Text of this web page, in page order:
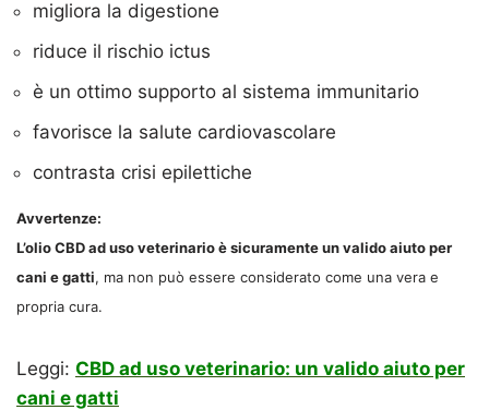
migliora la digestione
riduce il rischio ictus
è un ottimo supporto al sistema immunitario
favorisce la salute cardiovascolare
contrasta crisi epilettiche
Avvertenze:
L’olio CBD ad uso veterinario è sicuramente un valido aiuto per
cani e gatti, ma non può essere considerato come una vera e
propria cura.
Leggi: CBD ad uso veterinario: un valido aiuto per
cani e gatti